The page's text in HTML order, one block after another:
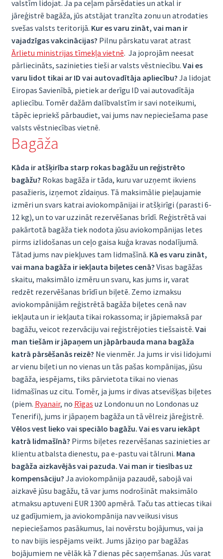
valstīm lidojat. Ja pa ceļam pārsēdaties un atkal ir
jāreģistrē bagāža, jūs atstājat tranzīta zonu un atrodaties
svešas valsts teritorijā. Kur es varu zināt, vai man ir
vajadzīgas vakcinācijas? Pilnu pārskatu varat atrast
Ārlietu ministrijas tīmekļa vietnē. Ja joprojām neesat
pārliecināts, sazinieties tieši ar valsts vēstniecību. Vai es
varu lidot tikai ar ID vai autovadītāja apliecību? Ja lidojat
Eiropas Savienībā, pietiek ar derīgu ID vai autovadītāja
apliecību. Tomēr dažām dalībvalstīm ir savi noteikumi,
tāpēc iepriekš pārbaudiet, vai jums nav nepieciešama pase
valsts vēstniecības vietnē.
Bagāža
Kāda ir atšķirība starp rokas bagāžu un reģistrēto
bagāžu? Rokas bagāža ir tāda, kuru var uzņemt ikviens
pasažieris, izņemot zīdaiņus. Tā maksimālie pieļaujamie
izmēri un svars katrai aviokompānijai ir atšķirīgi (parasti 6-
12 kg), un to var uzzināt rezervēšanas brīdī. Reģistrētā vai
pakārtotā bagāža tiek nodota jūsu aviokompānijas letes
pirms izlidošanas un ceļo gaisa kuģa kravas nodalījumā.
Tātad jums nav piekļuves tam lidmašīnā. Kā es varu zināt,
vai mana bagāža ir iekļauta biļetes cenā? Visas bagāžas
skaitu, maksimālo izmēru un svaru, kas jums ir, varat
redzēt rezervēšanas brīdī un biļetē. Zemo izmaksu
aviokompānijām reģistrētā bagāža biļetes cenā nav
iekļauta un ir iekļauta tikai rokassoma; ir jāpiemaksā par
bagāžu, veicot rezervāciju vai reģistrējoties tiešsaistē. Vai
man tiešām ir jāpaņem un jāpārbauda mana bagāža
katrā pārsēšanās reizē? Ne vienmēr. Ja jums ir visi lidojumi
ar vienu biļeti un no vienas un tās pašas kompānijas, jūsu
bagāža, iespējams, tiks pārvietota tikai no vienas
lidmašīnas uz citu. Tomēr, ja jums ir divas atsevišķas biļetes
(piem. Ryanair, no Rīgas uz Londonu un no Londonas uz
Tenerifi), jums ir jāpaņem bagāža un tā vēlreiz jāreģistrē.
Vēlos vest lieko vai speciālo bagāžu. Vai es varu iekāpt
katrā lidmašīnā? Pirms biļetes rezervēšanas sazinieties ar
klientu atbalsta dienestu, pa e-pastu vai tālruni. Mana
bagāža aizkavējās vai pazuda. Vai man ir tiesības uz
kompensāciju? Ja aviokompānija pazaudē, sabojā vai
aizkavē jūsu bagāžu, tā var jums nodrošināt maksimālo
atmaksu aptuveni EUR 1300 apmērā. Taču tas attiecas tikai
uz gadījumiem, ja aviokompānija nav veikusi visus
nepieciešamos pasākumus, lai novērstu bojājumus, vai ja
to nav bijis iespējams veikt. Jums jāziņo par bagāžas
bojājumiem ne vēlāk kā 7 dienas pēc saņemšanas. Jūs varat